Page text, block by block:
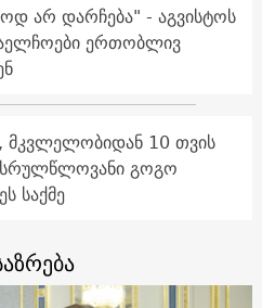
არ დარჩება" - აგვისტოს
ერთობლივ
მკვლელობიდან 10 თვის
გოგო
საქმე